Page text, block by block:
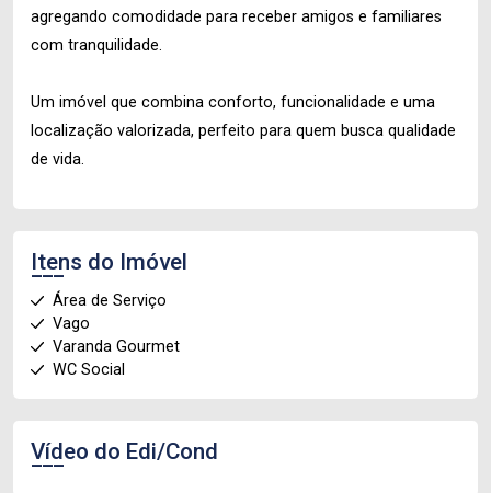
agregando comodidade para receber amigos e familiares
com tranquilidade.
Um imóvel que combina conforto, funcionalidade e uma
localização valorizada, perfeito para quem busca qualidade
de vida.
Itens do Imóvel
Área de Serviço
Vago
Varanda Gourmet
WC Social
Vídeo do Edi/Cond